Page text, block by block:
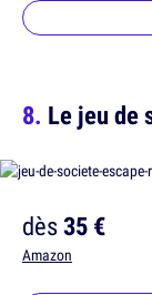
Le jeu de
dès35 €
Amazon